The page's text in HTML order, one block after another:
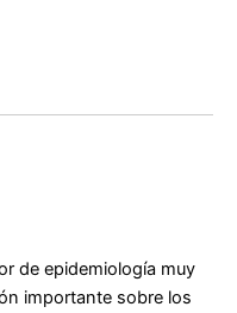
de epidemiología muy
importante sobre los